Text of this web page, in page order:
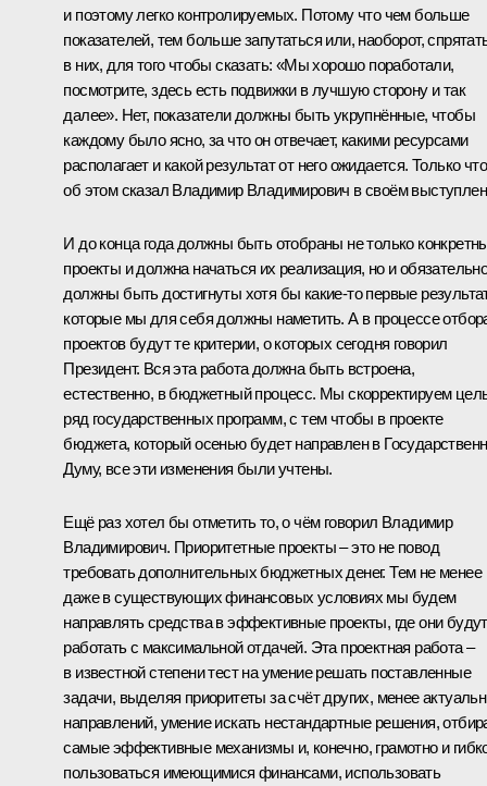
и поэтому легко контролируемых. Потому что чем больше
показателей, тем больше запутаться или, наоборот,
в них, для того чтобы сказать: «Мы хорошо поработали,
посмотрите, здесь есть подвижки в лучшую сторону и так
далее». Нет, показатели должны быть укрупнённые, чтобы
каждому было ясно, за что он отвечает, какими ресурсами
располагает и какой результат от него ожидается. Только что
об этом сказал Владимир Владимирович в своём
И до конца года должны быть отобраны не только
проекты и должна начаться их реализация, но и
должны быть достигнуты хотя бы какие‑то первые
которые мы для себя должны наметить. А в процессе
проектов будут те критерии, о которых сегодня говорил
Президент. Вся эта работа должна быть встроена,
естественно, в бюджетный процесс. Мы скорректируем
ряд государственных программ, с тем чтобы в проекте
бюджета, который осенью будет направлен в
Думу, все эти изменения были учтены.
Ещё раз хотел бы отметить то, о чём говорил Владимир
Владимирович. Приоритетные проекты – это не повод
требовать дополнительных бюджетных денег. Тем не менее
даже в существующих финансовых условиях мы будем
направлять средства в эффективные проекты, где они будут
работать с максимальной отдачей. Эта проектная работа –
в известной степени тест на умение решать поставленные
задачи, выделяя приоритеты за счёт других, менее
направлений, умение искать нестандартные решения,
самые эффективные механизмы и, конечно, грамотно и
пользоваться имеющимися финансами, использовать